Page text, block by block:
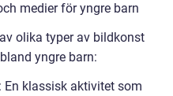
medier för yngre barn
olika typer av bildkonst
yngre barn:
klassisk aktivitet som